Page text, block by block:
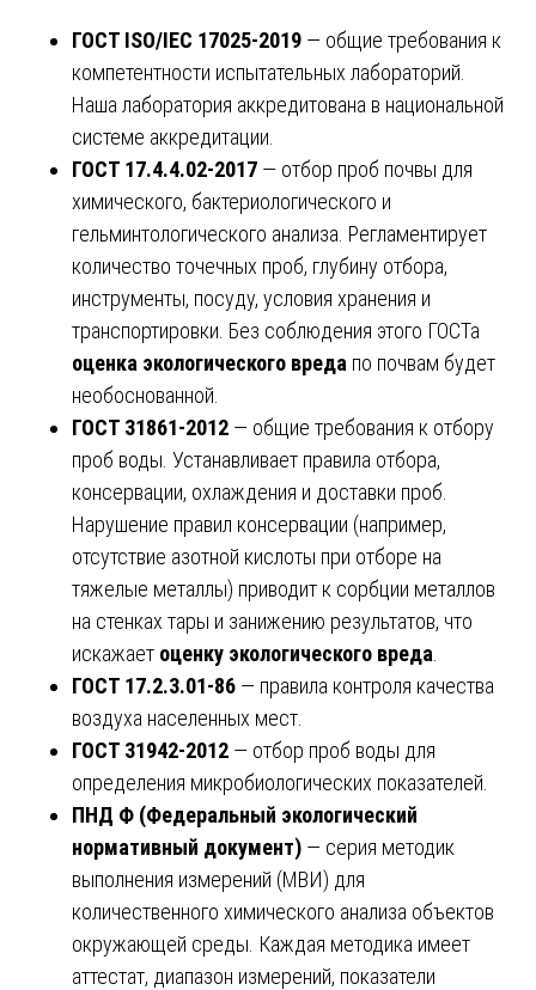
ГОСТ ISO/IEC 17025-2019 — общие требования к
компетентности испытательных лабораторий.
Наша лаборатория аккредитована в национальной
системе аккредитации.
ГОСТ 17.4.4.02-2017 — отбор проб почвы для
химического, бактериологического и
гельминтологического анализа. Регламентирует
количество точечных проб, глубину отбора,
инструменты, посуду, условия хранения и
транспортировки. Без соблюдения этого ГОСТа
оценка экологического вреда по почвам будет
необоснованной.
ГОСТ 31861-2012 — общие требования к отбору
проб воды. Устанавливает правила отбора,
консервации, охлаждения и доставки проб.
Нарушение правил консервации (например,
отсутствие азотной кислоты при отборе на
тяжелые металлы) приводит к сорбции металлов
на стенках тары и занижению результатов, что
искажает оценку экологического вреда
ГОСТ 17.2.3.01-86 — правила контроля качества
воздуха населенных мест.
ГОСТ 31942-2012 — отбор проб воды для
определения микробиологических показателей.
ПНД Ф (Федеральный экологический
нормативный документ) — серия методик
выполнения измерений (МВИ) для
количественного химического анализа объектов
окружающей среды. Каждая методика имеет
аттестат, диапазон измерений, показатели